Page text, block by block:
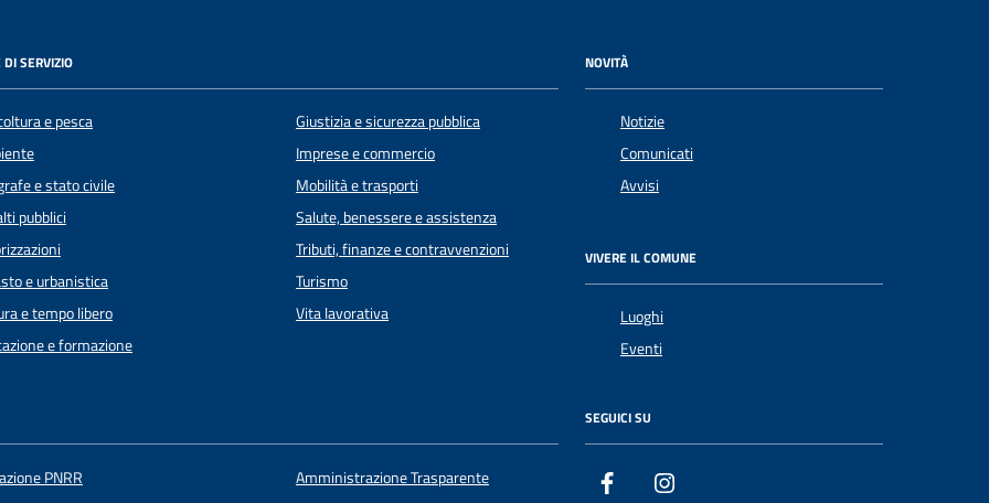
DI SERVIZIO
e pesca
e stato civile
pubblici
e urbanistica
e tempo libero
e formazione
Giustizia e sicurezza pubblica
Imprese e commercio
Mobilità e trasporti
Salute, benessere e assistenza
Tributi, finanze e contravvenzioni
Turismo
Vita lavorativa
NOVITÀ
Notizie
Comunicati
Avvisi
VIVERE IL COMUNE
Luoghi
Eventi
PNRR
Amministrazione Trasparente
SEGUICI SU
Facebook